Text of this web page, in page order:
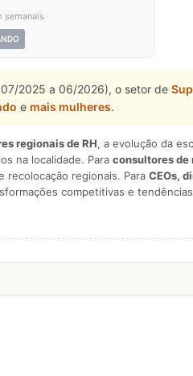
07/2025 a 06/2026), o setor de
e mais mulheres.
regionais de RH, a evolução da
na localidade. Para consultores de
recolocação regionais. Para CEOs,
competitivas e